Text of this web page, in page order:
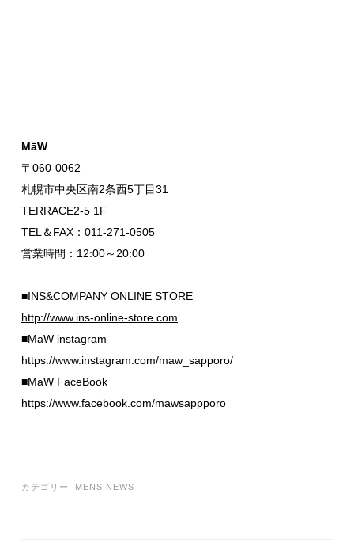
MāW
〒060-0062
札幌市中央区南2条西5丁目31
TERRACE2-5 1F
TEL＆FAX：011-271-0505
営業時間：12:00～20:00
■INS&COMPANY ONLINE STORE
http://www.ins-online-store.com
■MaW instagram
https://www.instagram.com/maw_sapporo/
■MaW FaceBook
https://www.facebook.com/mawsappporo
カテゴリー: MENS NEWS